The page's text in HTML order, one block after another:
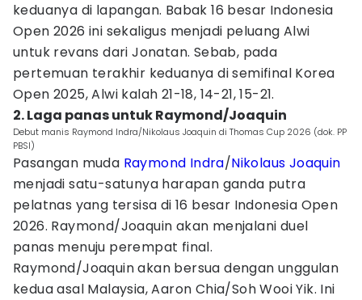
keduanya di lapangan. Babak 16 besar Indonesia
Open 2026 ini sekaligus menjadi peluang Alwi
untuk revans dari Jonatan. Sebab, pada
pertemuan terakhir keduanya di semifinal Korea
Open 2025, Alwi kalah 21-18, 14-21, 15-21.
2. Laga panas untuk Raymond/Joaquin
Debut manis Raymond Indra/Nikolaus Joaquin di Thomas Cup 2026 (dok. PP
PBSI)
Pasangan muda Raymond Indra/Nikolaus Joaquin
menjadi satu-satunya harapan ganda putra
pelatnas yang tersisa di 16 besar Indonesia Open
2026. Raymond/Joaquin akan menjalani duel
panas menuju perempat final.
Raymond/Joaquin akan bersua dengan unggulan
kedua asal Malaysia, Aaron Chia/Soh Wooi Yik. Ini